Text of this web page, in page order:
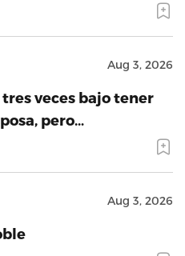
Aug 3, 2026
tres veces bajo tener
pero…
Aug 3, 2026